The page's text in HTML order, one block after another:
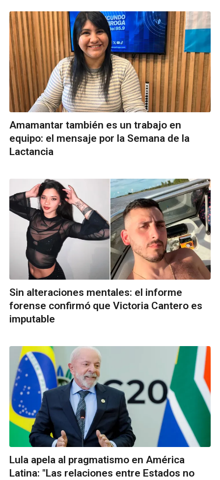
Amamantar también es un trabajo en
equipo: el mensaje por la Semana de la
Lactancia
Sin alteraciones mentales: el informe
forense confirmó que Victoria Cantero es
imputable
Lula apela al pragmatismo en América
Latina: "Las relaciones entre Estados no